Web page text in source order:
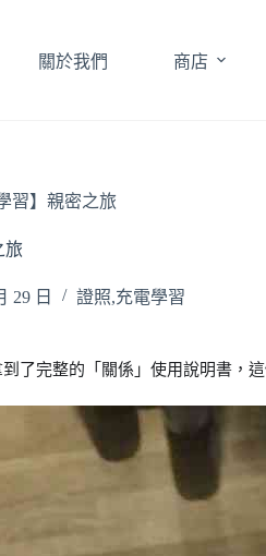
關於我們 商店
習】親密之旅
旅
29 日 證照,充電學習
了完整的「關係」使用說明書